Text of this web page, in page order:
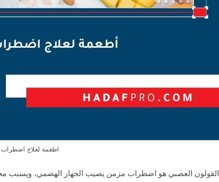
اطعمة لعلاج اضطراب
القولون العصبي هو اضطراب مزمن يصيب الجهاز الهضمي، ويسبب